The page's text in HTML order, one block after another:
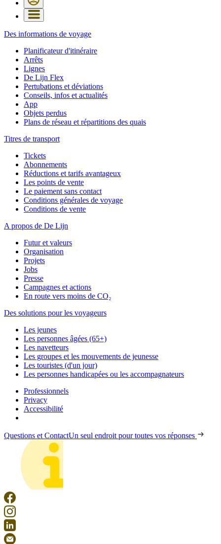
Des informations de voyage
Planificateur d'itinéraire
Arrêts
Lignes
De Lijn Flex
Pertubations et déviations
Conseils, infos et actualités
App
Objets perdus
Plans de réseau et répartitions des quais
Titres de transport
Tickets
Abonnements
Réductions et tarifs avantageux
Les points de vente
Le paiement sans contact
Conditions générales de voyage
Conditions de vente
A propos de De Lijn
Futur et valeurs
Organisation
Projets
Jobs
Presse
Campagnes et actions
En route vers moins de CO₂
Des solutions pour les voyageurs
Les jeunes
Les personnes âgées (65+)
Les navetteurs
Les groupes et les mouvements de jeunesse
Les touristes (d'un jour)
Les personnes handicapées ou les accompagnateurs
Professionnels
Privacy
Accessibilité
Questions et ContactUn seul endroit pour toutes vos réponses